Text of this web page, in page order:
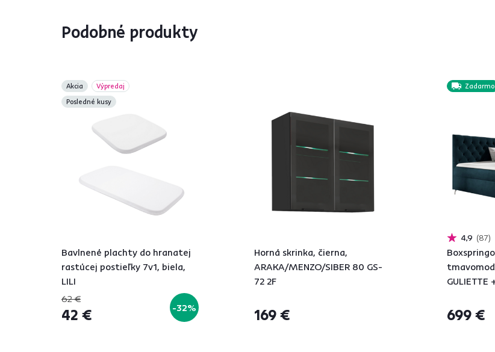
Podobné produkty
Akcia
Výpredaj
Posledné kusy
Bavlnené plachty do hranatej
rastúcej postieľky 7v1, biela,
LILI
62 €
42 € -32%
Horná skrinka, čierna,
ARAKA/MENZO/SIBER 80 GS-
72 2F
169 €
Zadarmo
4,9 87
GULIETTE
699 €